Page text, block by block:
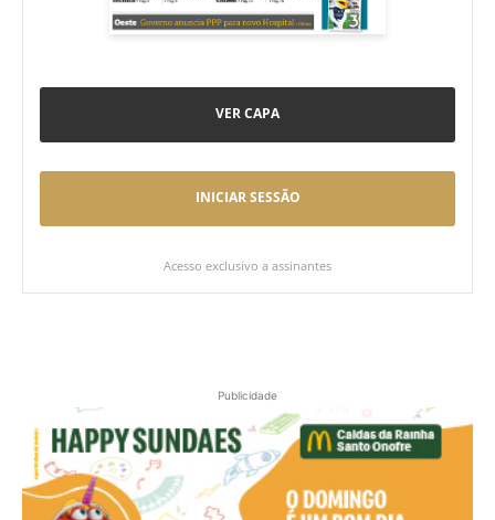
VER CAPA
INICIAR SESSÃO
Acesso exclusivo a assinantes
Publicidade